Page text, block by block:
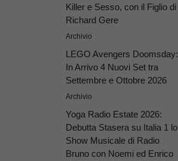
Killer e Sesso, con il Figlio di
Richard Gere
Archivio
LEGO Avengers Doomsday:
In Arrivo 4 Nuovi Set tra
Settembre e Ottobre 2026
Archivio
Yoga Radio Estate 2026:
Debutta Stasera su Italia 1 lo
Show Musicale di Radio
Bruno con Noemi ed Enrico